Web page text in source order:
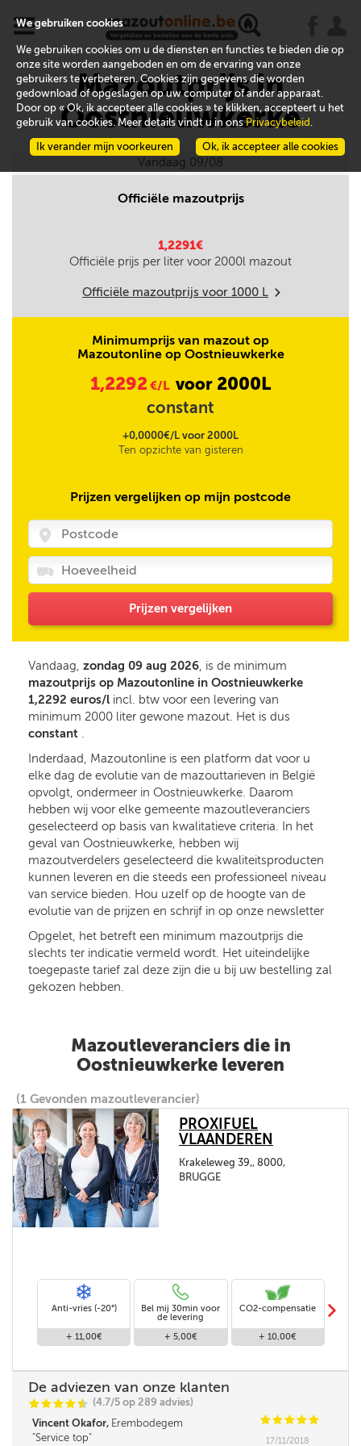
x
Mazoutprijs in
Oostnieuwkerke
Vandaag 09/08
Officiële mazoutprijs
1,2291€
Officiële prijs per liter voor 2000l mazout
Officiële mazoutprijs voor 1000 L m
Minimumprijs van mazout op
Mazoutonline op Oostnieuwkerke
1,2292€/L voor 2000L
constant
+0,0000€/L voor 2000L
Ten opzichte van gisteren
Prijzen vergelijken op mijn postcode
Prijzen vergelijken
Vandaag, zondag 09 aug 2026, is de minimum
mazoutprijs op Mazoutonline in Oostnieuwkerke
1,2292 euros/l incl. btw voor een levering van
minimum 2000 liter gewone mazout. Het is dus
constant .
Inderdaad, Mazoutonline is een platform dat voor u
elke dag de evolutie van de mazouttarieven in België
opvolgt, ondermeer in Oostnieuwkerke. Daarom
hebben wij voor elke gemeente mazoutleveranciers
geselecteerd op basis van kwalitatieve criteria. In het
geval van Oostnieuwkerke, hebben wij
mazoutverdelers geselecteerd die kwaliteitsproducten
kunnen leveren en die steeds een professioneel niveau
van service bieden. Hou uzelf op de hoogte van de
evolutie van de prijzen en schrijf in op onze newsletter
Opgelet, het betreft een minimum mazoutprijs die
slechts ter indicatie vermeld wordt. Het uiteindelijke
toegepaste tarief zal deze zijn die u bij uw bestelling zal
gekozen hebben.
Mazoutleveranciers die in
Oostnieuwkerke leveren
(1 Gevonden mazoutleverancier)
PROXIFUEL
VLAANDEREN
Krakeleweg 39,, 8000,
BRUGGE
Anti-vries (-20°)
+ 11,00€
Bel mij 30min voor
de levering
+ 5,00€
CO2-compensatie
+ 10,00€
m
De adviezen van onze klanten
CCCCi
@ (4.7/5 op 289 advies)
Vincent Okafor, Erembodegem CCCCC
Service top
17/11/2018
We gebruiken cookies
We gebruiken cookies om u de diensten en functies te bieden die op
onze site worden aangeboden en om de ervaring van onze
gebruikers te verbeteren. Cookies zijn gegevens die worden
gedownload of opgeslagen op uw computer of ander apparaat.
Door op « Ok, ik accepteer alle cookies » te klikken, accepteert u het
gebruik van cookies. Meer details vindt u in onsPrivacybeleid .
Ok, ik accepteer alle cookies
Ik verander mijn voorkeuren